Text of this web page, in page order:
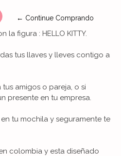
← Continue Comprando
la figura : HELLO KITTY.
tus llaves y lleves contigo a
amigos o pareja, o si
presente en tu empresa.
tu mochila y seguramente te
colombia y esta diseñado